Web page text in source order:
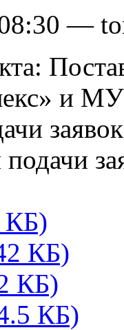
—
и
КБ)
КБ)
КБ)
КБ)